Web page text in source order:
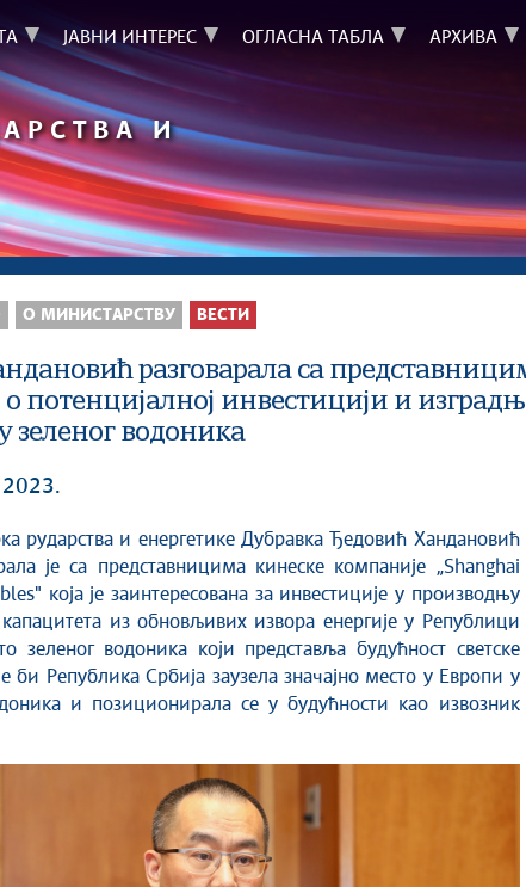
ЈАВНИ ИНТЕРЕС ОГЛАСНА ТАБЛА АРХИВА
И
О МИНИСТАРСТВУ ВЕСТИ
разговарала са
о потенцијалној инвестицији и
зеленог водоника
је са представницима кинеске компаније „Shanghai
која је заинтересована за инвестиције у производњу
из обновљивих извора енергије у Републици
зеленог водоника који представља будућност светске
би Република Србија заузела значајно место у Европи у
и позиционирала се у будућности као извозник